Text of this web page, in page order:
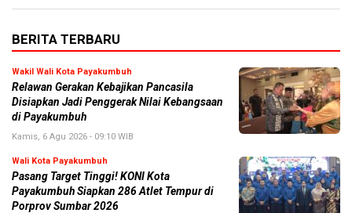
BERITA TERBARU
Wakil Wali Kota Payakumbuh
Relawan Gerakan Kebajikan Pancasila
Disiapkan Jadi Penggerak Nilai Kebangsaan
di Payakumbuh
Kamis, 6 Agu 2026 - 09:10 WIB
Wali Kota Payakumbuh
Pasang Target Tinggi! KONI Kota
Payakumbuh Siapkan 286 Atlet Tempur di
Porprov Sumbar 2026